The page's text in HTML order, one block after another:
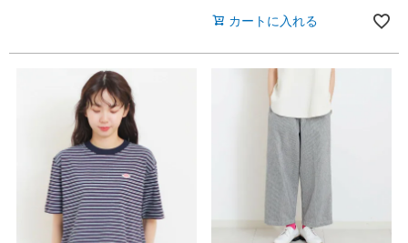
カートに入れる